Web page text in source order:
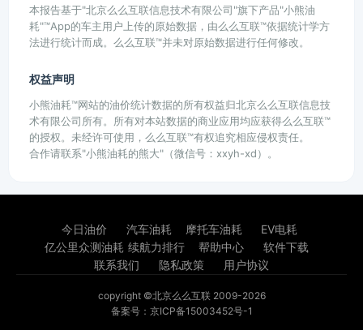
本报告基于"北京么么互联信息技术有限公司"旗下产品"小熊油
耗"™App的车主用户上传的原始数据，由么么互联™依据统计学方
法进行统计而成。么么互联™并未对原始数据进行任何修改。
权益声明
小熊油耗™网站的油价统计数据的所有权益归北京么么互联信息技
术有限公司所有。所有对本站数据的商业应用均应获得么么互联™
的授权。未经许可使用，么么互联™有权追究相应侵权责任。
合作请联系"小熊油耗的熊大"（微信号：xxyh-xd）。
今日油价 汽车油耗 摩托车油耗
EV电耗
亿公里众测油耗 续航力排行 帮助中心
软件下载
联系我们
隐私政策 用户协议
copyright ©北京么么互联 2009-2026
备案号：京ICP备15003452号-1